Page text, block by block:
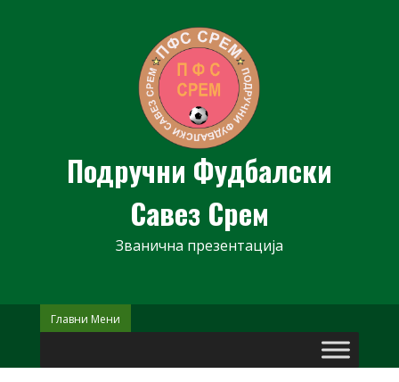
Подручни Фудбалски
Савез Срем
Званична презентација
Главни Мени